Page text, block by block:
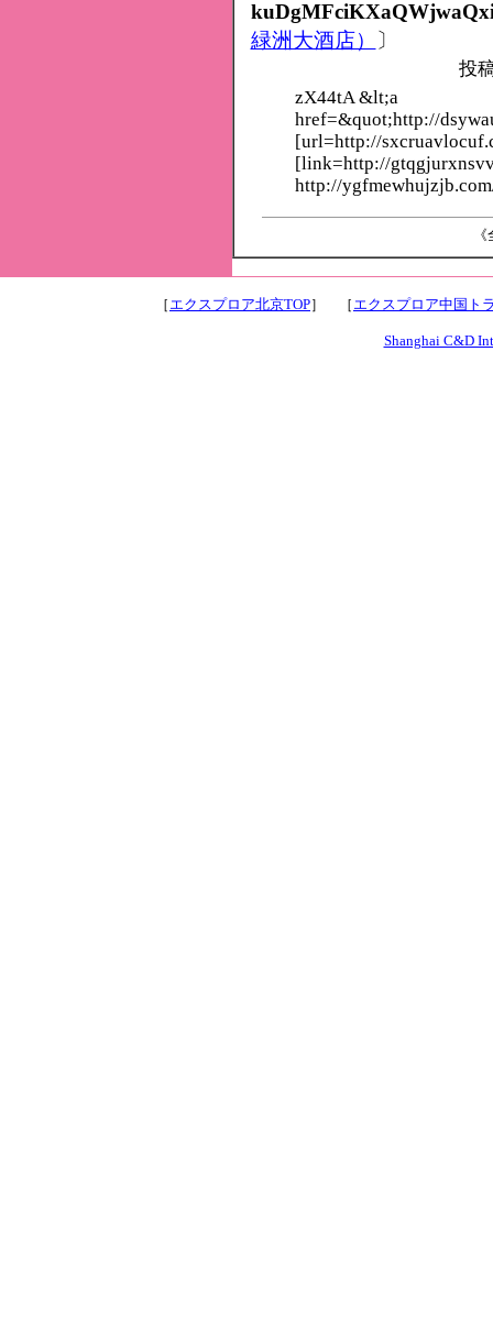
緑洲大酒店）
〕
投
zX44tA &lt;a
href=&quot;http://
[url=http://
[link=http://
http://
［ エクスプロア北京TOP］ ［ エクスプロア中国ト
Shanghai C&D